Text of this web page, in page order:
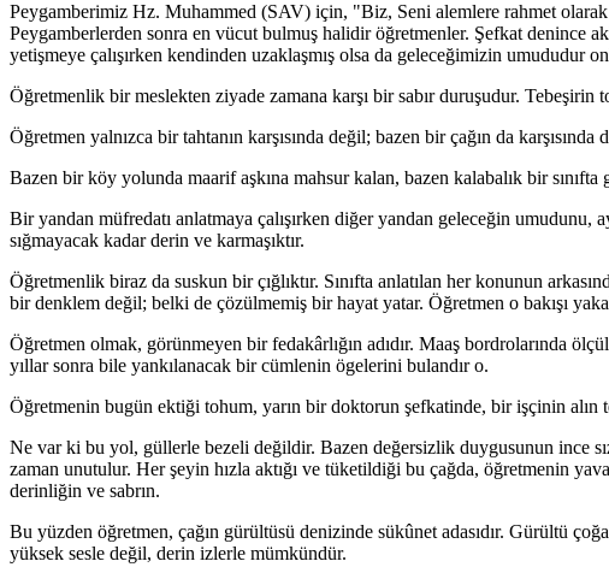
Peygamberimiz Hz. Muhammed (SAV) için, "Biz, Seni alemlere rahmet
Peygamberlerden sonra en vücut bulmuş halidir öğretmenler. Şefkat denince
yetişmeye çalışırken kendinden uzaklaşmış olsa da geleceğimizin umududur
Öğretmenlik bir meslekten ziyade zamana karşı bir sabır duruşudur.
Öğretmen yalnızca bir tahtanın karşısında değil; bazen bir çağın da
Bazen bir köy yolunda maarif aşkına mahsur kalan, bazen kalabalık bir
Bir yandan müfredatı anlatmaya çalışırken diğer yandan geleceğin umudunu,
sığmayacak kadar derin ve karmaşıktır.
Öğretmenlik biraz da suskun bir çığlıktır. Sınıfta anlatılan her konunun
bir denklem değil; belki de çözülmemiş bir hayat yatar. Öğretmen o bakışı
Öğretmen olmak, görünmeyen bir fedakârlığın adıdır. Maaş bordrolarında
yıllar sonra bile yankılanacak bir cümlenin ögelerini bulandır o.
Öğretmenin bugün ektiği tohum, yarın bir doktorun şefkatinde, bir işçinin
Ne var ki bu yol, güllerle bezeli değildir. Bazen değersizlik duygusunun ince
zaman unutulur. Her şeyin hızla aktığı ve tüketildiği bu çağda, öğretmenin
derinliğin ve sabrın.
Bu yüzden öğretmen, çağın gürültüsü denizinde sükûnet adasıdır. Gürültü
yüksek sesle değil, derin izlerle mümkündür.